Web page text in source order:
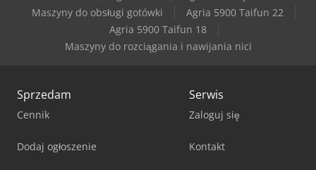
Rausch Gratomat 2000
Maszyny do obsługi gotówki
Agria 5900 Taifun 22
Agria 5900 Taifun 18
Maszyny do rozciągania i nawijania nici
Sprzedam
Cennik
Dodaj ogłoszenie
Serwis
Zaloguj się
Kontakt